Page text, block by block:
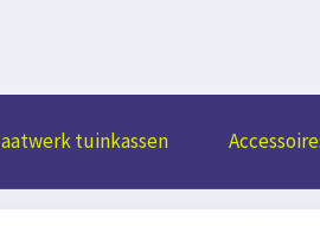
tuinkassen